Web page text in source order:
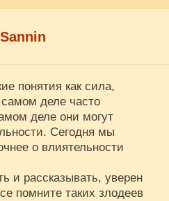
понятия как сила,
деле часто
деле они могут
Сегодня мы
о влиятельности
и рассказывать, уверен
помните таких злодеев